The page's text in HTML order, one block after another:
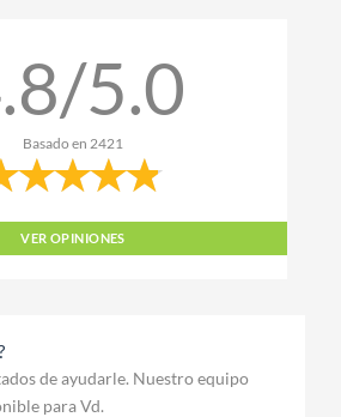
5.0
Basado en 2421
VER OPINIONES
de ayudarle. Nuestro equipo
para Vd.